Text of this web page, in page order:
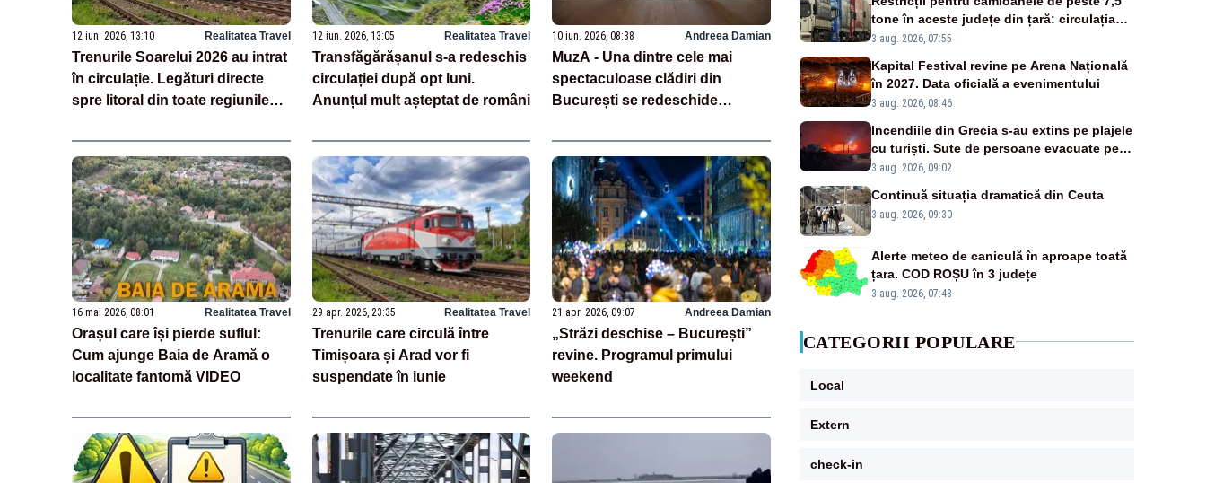
12 iun. 2026, 13:10 Realitatea Travel
Trenurile Soarelui 2026 au intrat
în circulație. Legături directe
spre litoral din toate regiunile
12 iun. 2026, 13:05 Realitatea Travel
Transfăgărășanul s-a redeschis
circulației după opt luni.
Anunțul mult așteptat de români
10 iun. 2026, 08:38 Andreea Damian
MuzA - Una dintre cele mai
spectaculoase clădiri din
București se redeschide
16 mai 2026, 08:01 Realitatea Travel
Orașul care își pierde suflul:
Cum ajunge Baia de Aramă o
localitate fantomă VIDEO
29 apr. 2026, 23:35 Realitatea Travel
Trenurile care circulă între
Timișoara și Arad vor fi
suspendate în iunie
21 apr. 2026, 09:07 Andreea Damian
„Străzi deschise – București”
revine. Programul primului
weekend
tone în aceste județe din țară: circulația
este interzisă luni, între orele 12:00 și
3 aug. 2026, 07:55
Kapital Festival revine pe Arena Națională
în 2027. Data oficială a evenimentului
3 aug. 2026, 08:46
Incendiile din Grecia s-au extins pe plajele
cu turiști. Sute de persoane evacuate pe
mare, drumuri blocate de flăcări
3 aug. 2026, 09:02
Continuă situația dramatică din Ceuta
3 aug. 2026, 09:30
Alerte meteo de caniculă în aproape toată
țara. COD ROȘU în 3 județe
3 aug. 2026, 07:48
CATEGORII POPULARE
Local
Extern
check-in